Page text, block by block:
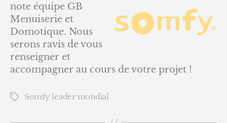
note équipe GB
Menuiserie et
Domotique. Nous
serons ravis de vous
renseigner et
accompagner au cours de votre projet !
Étiquettes
Somfy leader mondial